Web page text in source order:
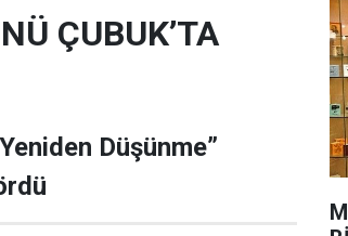
ÇUBUK’TA
Düşünme”